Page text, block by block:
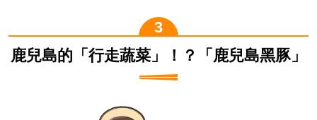
鹿兒島的「行走蔬菜」！？「鹿兒島黑豚」